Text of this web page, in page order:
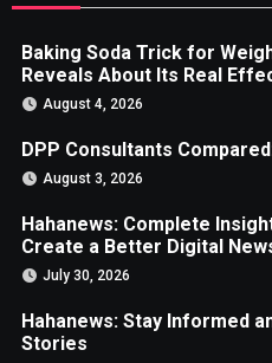
Baking Soda Trick for
Reveals About Its Real
August 4, 2026
DPP Consultants
August 3, 2026
Hahanews: Complete
Create a Better Digital
July 30, 2026
Hahanews: Stay Informed
Stories